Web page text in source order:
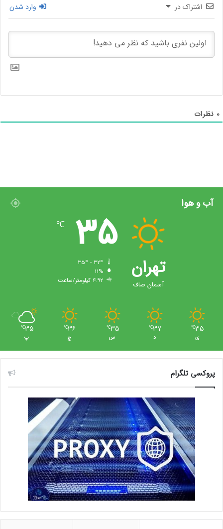
این دو پلتفرم در چند سال اخیر به رشد خود ادامه داده‌اند و شرکت
سازنده بر این عقیده است که ادغام اپلیکیشن Duo و Google Meet
به نفع کاربر است، البته اپلیکشن Duo بیشتر به دلیل سادگی و افکت‌
های متحرک صورت در بین کاربران رواج یافت و حالا شاید اضافه
شدن ویژگی های جدید و ادغام آن با Meet برخی کاربران را ناخشنود
اشتراک در وارد شدن
0 نظرات
آب و هوا
تهران
آسمان صاف
35
℃
11%
4.92 کیلومتر/ساعت
35
℃
ی
37
℃
د
35
℃
س
36
℃
چ
35
℃
پ
پروکسی تلگرام